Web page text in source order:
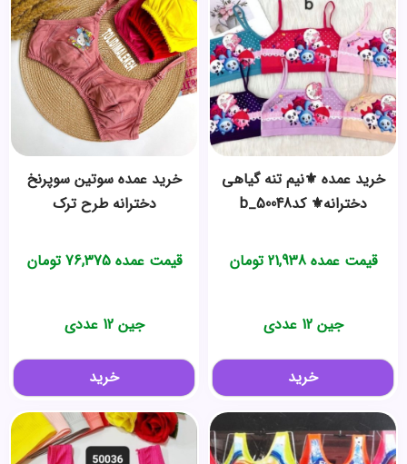
خرید عمده ⚜️نیم تنه گیاهی
دخترانه⚜️ کدb_50048
قیمت عمده21,938 تومان
جین 12 عددی
خرید
خرید عمده سوتین سوپرنخ
دخترانه طرح ترک
قیمت عمده76,375 تومان
جین 12 عددی
خرید